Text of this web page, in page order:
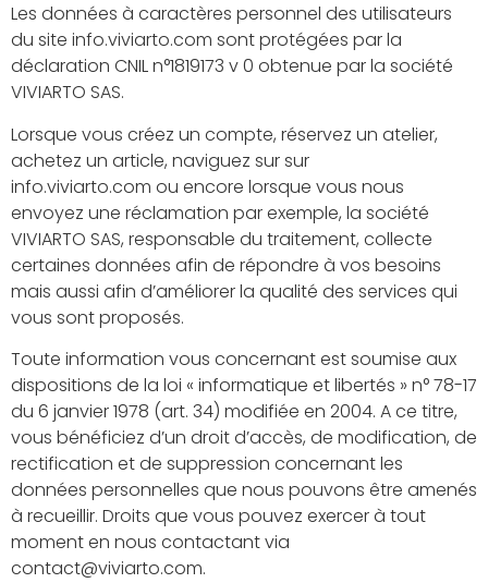
Les données à caractères personnel des utilisateurs
du site info.viviarto.com sont protégées par la
déclaration CNIL n°1819173 v 0 obtenue par la société
VIVIARTO SAS.
Lorsque vous créez un compte, réservez un atelier,
achetez un article, naviguez sur sur
info.viviarto.com ou encore lorsque vous nous
envoyez une réclamation par exemple, la société
VIVIARTO SAS, responsable du traitement, collecte
certaines données afin de répondre à vos besoins
mais aussi afin d’améliorer la qualité des services qui
vous sont proposés.
Toute information vous concernant est soumise aux
dispositions de la loi « informatique et libertés » n° 78-17
du 6 janvier 1978 (art. 34) modifiée en 2004. A ce titre,
vous bénéficiez d’un droit d’accès, de modification, de
rectification et de suppression concernant les
données personnelles que nous pouvons être amenés
à recueillir. Droits que vous pouvez exercer à tout
moment en nous contactant via
contact@viviarto.com.